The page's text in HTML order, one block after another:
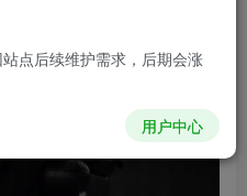
点后续维护需求，后期会涨
用户中心